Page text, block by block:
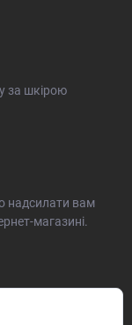
за шкірою
надсилати вам
магазині.